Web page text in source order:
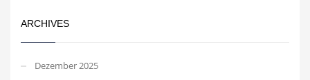
ARCHIVES
Dezember 2025